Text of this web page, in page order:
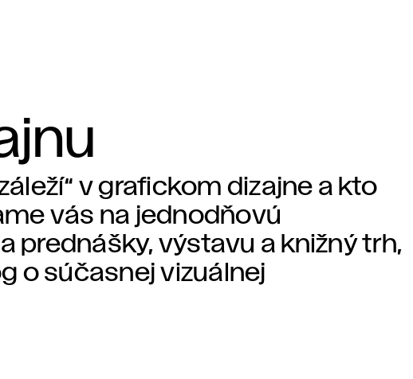
v grafickom dizajne a kto
vás na jednodňovú
prednášky, výstavu a knižný trh,
o súčasnej vizuálnej